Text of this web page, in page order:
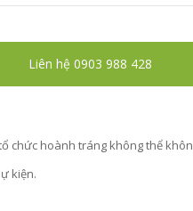
Liên hệ 0903 988 428
chức hoành tráng không thể
kiện.